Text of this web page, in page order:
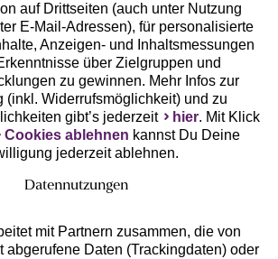
auf Drittseiten (auch unter Nutzung
E-Mail-Adressen), für personalisierte
Anzeigen- und Inhaltsmessungen
über Zielgruppen und
zu gewinnen. Mehr Infos zur
(inkl. Widerrufsmöglichkeit) und zu
gibt’s jederzeit
hier. Mit Klick
Cookies ablehnen kannst Du Deine
jederzeit ablehnen.
Datennutzungen
mit Partnern zusammen, die von
abgerufene Daten (Trackingdaten) oder